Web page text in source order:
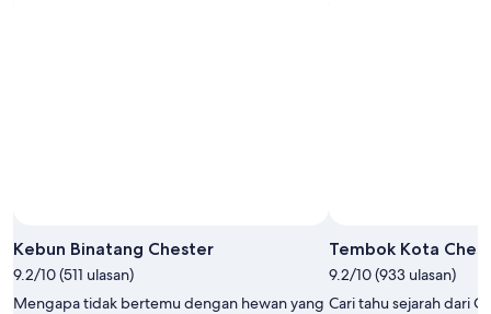
Kebun Binatang Chester
9.2/10 (511 ulasan)
Mengapa tidak bertemu dengan hewan yang
Tembok Kota
9.2/10 (933 ulasan)
Cari tahu sejarah dari